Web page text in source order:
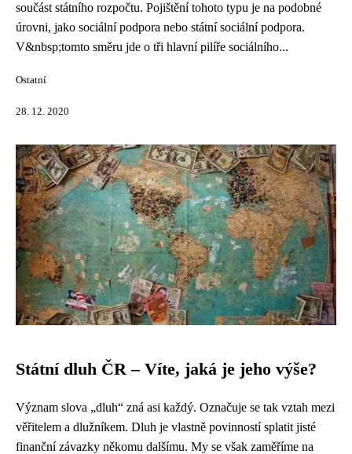
součást státního rozpočtu. Pojištění tohoto typu je na podobné
úrovni, jako sociální podpora nebo státní sociální podpora.
V&nbsp;tomto směru jde o tři hlavní pilíře sociálního...
Ostatní
28. 12. 2020
Státní dluh ČR – Víte, jaká je jeho výše?
Význam slova „dluh“ zná asi každý. Označuje se tak vztah mezi
věřitelem a dlužníkem. Dluh je vlastně povinností splatit jisté
finanční závazky někomu dalšímu. My se však zaměříme na